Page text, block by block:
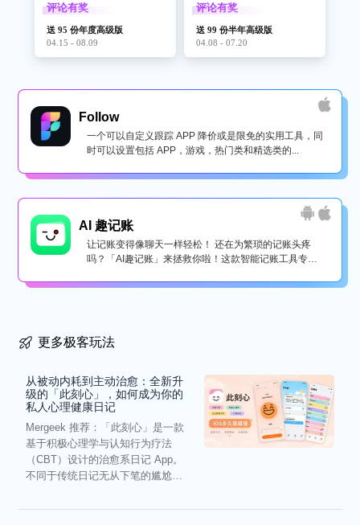
评论有奖
送 95 份年度高级版
04.15 - 08.09
评论有奖
送 99 份半年高级版
04.08 - 07.20
Follow
一个可以自定义跟踪 APP 降价或是限免的实用工具，同
时可以设置包括 APP，游戏，热门类和精选类的...
AI 趣记账
让记账变得像聊天一样轻松！ 还在为繁琐的记账头疼
吗？「AI趣记账」来拯救你啦！这款智能记账工具专为
更多极客玩法
从被动内耗到主动治愈：全新升
级的「此刻心」，如何成为你的
私人心理健康日记
Mergeek 推荐：「此刻心」是一款
基于积极心理学与认知行为疗法
（CBT）设计的治愈系日记 App。
不同于传统日记无从下笔的尴尬，